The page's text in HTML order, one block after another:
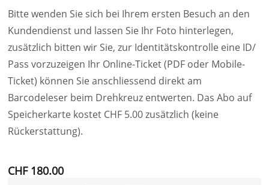
Bitte wenden Sie sich bei Ihrem ersten Besuch an den
Kundendienst und lassen Sie Ihr Foto hinterlegen,
zusätzlich bitten wir Sie, zur Identitätskontrolle eine ID/
Pass vorzuzeigen Ihr Online-Ticket (PDF oder Mobile-
Ticket) können Sie anschliessend direkt am
Barcodeleser beim Drehkreuz entwerten. Das Abo auf
Speicherkarte kostet CHF 5.00 zusätzlich (keine
Rückerstattung).
CHF 180.00